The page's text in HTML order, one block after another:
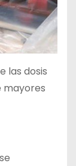
las dosis
mayores